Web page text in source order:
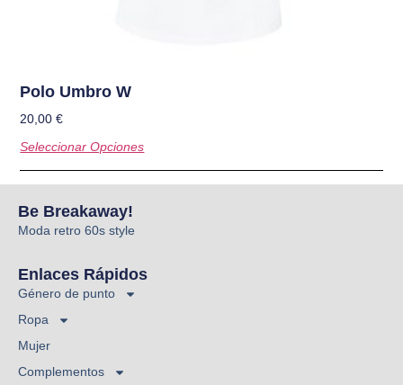
Polo Umbro W
20,00€
Seleccionar Opciones
Be Breakaway!
Moda retro 60s style
Enlaces Rápidos
Género de punto
Ropa
Mujer
Complementos